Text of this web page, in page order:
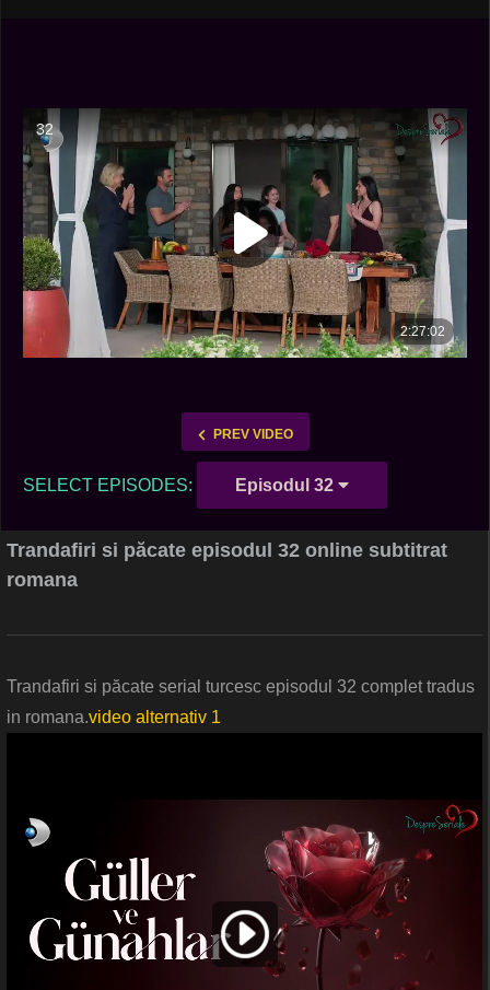
PREV VIDEO
SELECT EPISODES: Episodul 32
Trandafiri si păcate episodul 32 online subtitrat
romana
Trandafiri si păcate serial turcesc episodul 32 complet tradus
in romana.video alternativ 1